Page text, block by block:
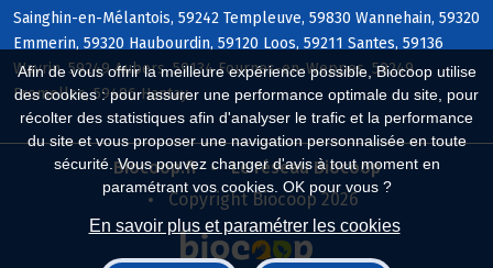
Afin de vous offrir la meilleure expérience possible, Biocoop utilise
des cookies : pour assurer une performance optimale du site, pour
récolter des statistiques afin d'analyser le trafic et la performance
du site et vous proposer une navigation personnalisée en toute
sécurité. Vous pouvez changer d'avis à tout moment en
paramétrant vos cookies. OK pour vous ?
En savoir plus et paramétrer les cookies
Sainghin-en-Mélantois, 59242 Templeuve, 59830 Wannehain, 59320
Emmerin, 59320 Haubourdin, 59120 Loos, 59211 Santes, 59136
Wavrin, 59249 Aubers, 59134 Fournes-en-Weppes, 59249
Fromelles, 59496 Hantay
Biocoop.fr
Le réseau Biocoop
Copyright Biocoop 2026